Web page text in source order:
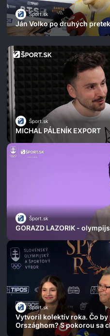
Šport.sk
Ján Volko po druhých
Šport.sk
MICHAL PÁLENÍK EXPORT
Šport.sk
GORAZD LAZORIK -
Šport.sk
Vytvoril kolektív roka. Čo
Országhom? S pokorou sa